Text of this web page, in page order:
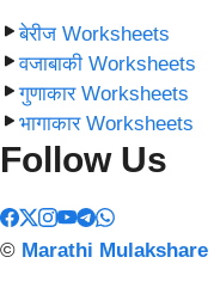
बेरीज Worksheets
वजाबाकी Worksheets
गुणाकार Worksheets
भागाकार Worksheets
Follow Us
© Marathi Mulakshare